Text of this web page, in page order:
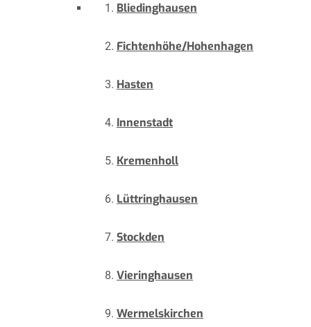
Bliedinghausen
Fichtenhöhe/Hohenhagen
Hasten
Innenstadt
Kremenholl
Lüttringhausen
Stockden
Vieringhausen
Wermelskirchen